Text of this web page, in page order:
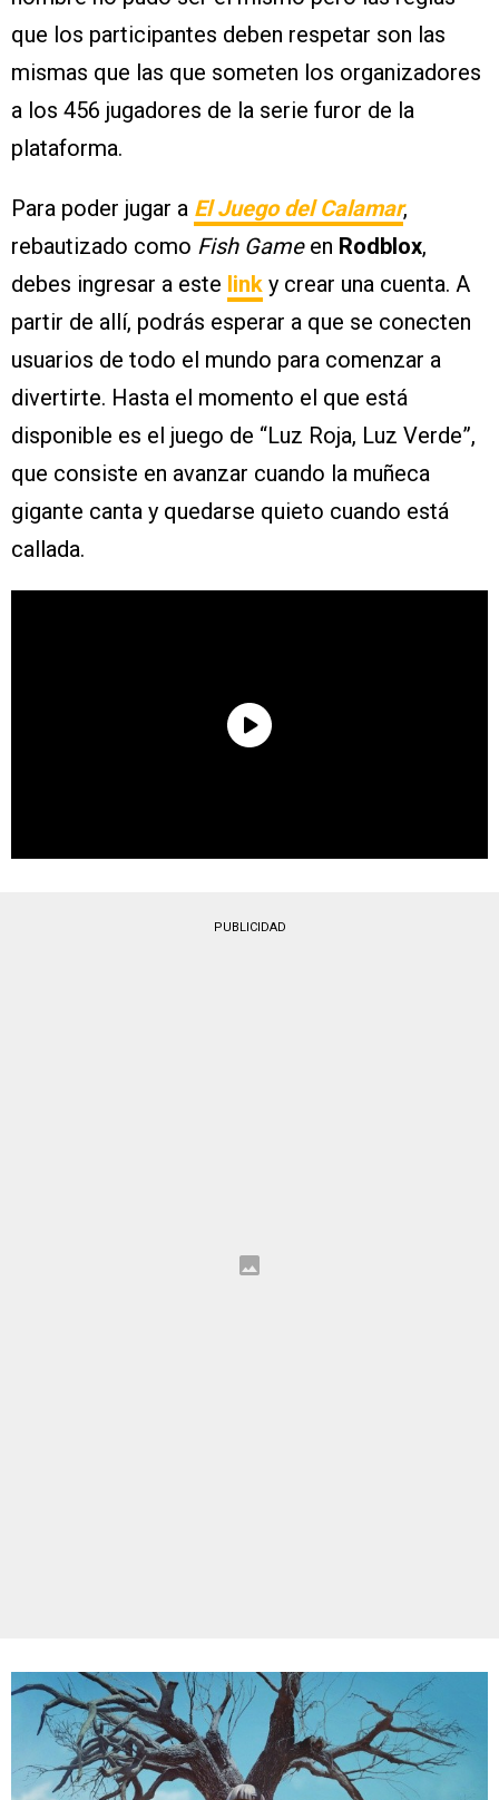
que los participantes deben respetar son las
mismas que las que someten los organizadores
a los 456 jugadores de la serie furor de la
plataforma.
Para poder jugar a El Juego del Calamar,
rebautizado como Fish Game en Rodblox,
debes ingresar a este link y crear una cuenta. A
partir de allí, podrás esperar a que se conecten
usuarios de todo el mundo para comenzar a
divertirte. Hasta el momento el que está
disponible es el juego de “Luz Roja, Luz Verde”,
que consiste en avanzar cuando la muñeca
gigante canta y quedarse quieto cuando está
callada.
PUBLICIDAD